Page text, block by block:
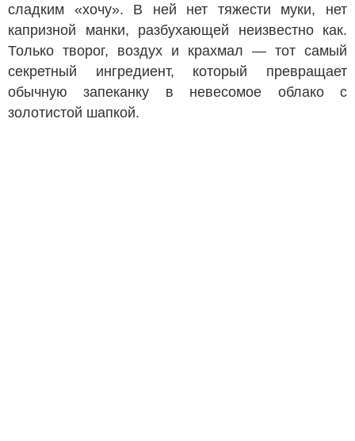
сладким «хочу». В ней нет тяжести муки, нет
капризной манки, разбухающей неизвестно как.
Только творог, воздух и крахмал — тот самый
секретный ингредиент, который превращает
обычную запеканку в невесомое облако с
золотистой шапкой.